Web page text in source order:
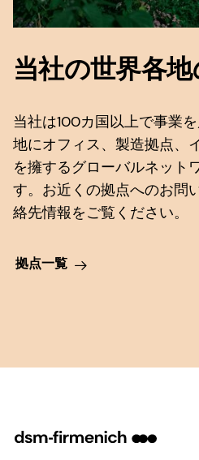
私はdsm-firmenich
しますに同意し、
社のプライバシー
送信
私はdsm-
します
に同意し、
社のプライバシー
送信
私はdsm-firmenich
Anthropic, PBC
548 Market St Pmb 90375, San
United States
現在地
社の プライバシー
当社の世界各
当社は100カ国以上で事業
地にオフィス、製造拠点、
を擁するグローバルネット
す。お近くの拠点へのお問
絡先情報をご覧ください。
拠点一覧